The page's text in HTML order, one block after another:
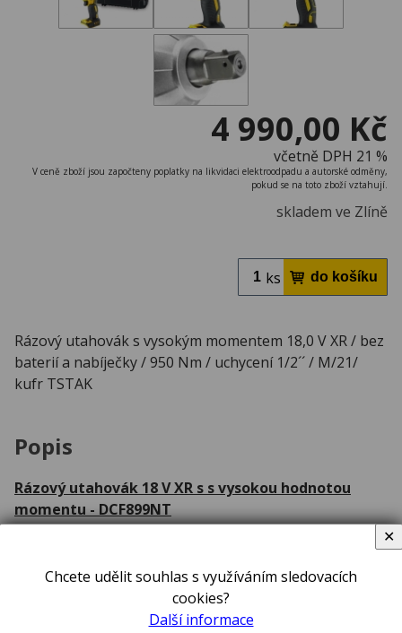
4 990,00 Kč
včetně DPH 21 %
V ceně zboží jsou započteny poplatky na likvidaci elektroodpadu a autorské odměny,
pokud se na toto zboží vztahují.
skladem ve Zlíně
ks
Rázový utahovák s vysokým momentem 18,0 V XR / bez
baterií a nabíječky / 950 Nm / uchycení 1/2´´ / M/21/
kufr TSTAK
Popis
Rázový utahovák 18 V XR s s vysokou hodnotou
momentu - DCF899NT
• Poslední generace rázového utahováku 18 V XR Li-
Ion s bezuhlíkovým motorem s vysokou hodnotou
Chcete udělit souhlas s využíváním sledovacích
cookies?
Další informace
✕